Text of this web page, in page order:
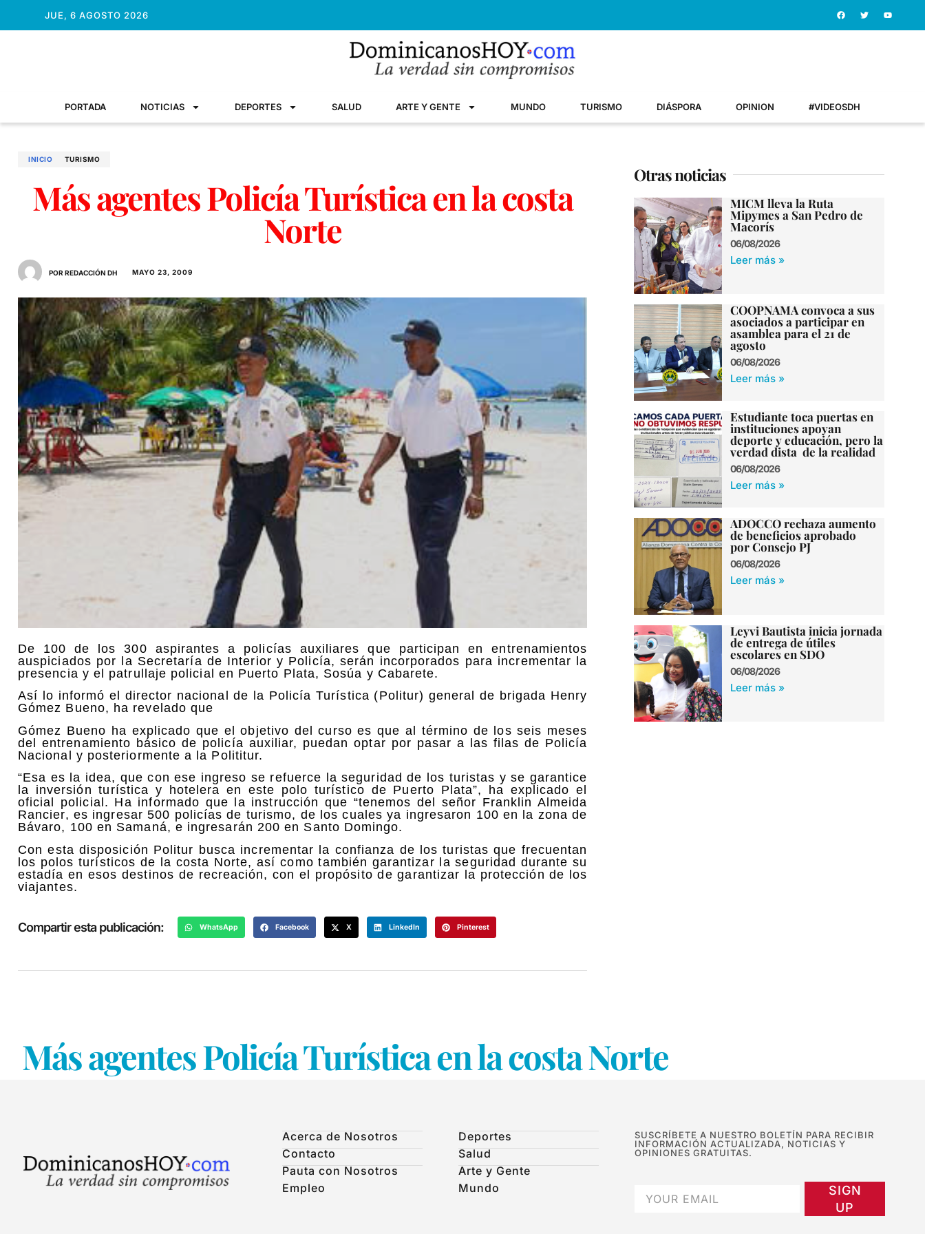
JUE, 6 AGOSTO 2026
PORTADA NOTICIAS DEPORTES SALUD ARTE Y GENTE MUNDO TURISMO DIÁSPORA OPINION #VIDEOSDH
INICIO TURISMO
Más agentes Policía Turística en la costa
Norte
POR REDACCIÓN DH MAYO 23, 2009
De 100 de los 300 aspirantes a policías auxiliares que participan en entrenamientos
auspiciados por la Secretaría de Interior y Policía, serán incorporados para incrementar la
presencia y el patrullaje policial en Puerto Plata, Sosúa y Cabarete.
Así lo informó el director nacional de la Policía Turística (Politur) general de brigada Henry
Gómez Bueno, ha revelado que
Gómez Bueno ha explicado que el objetivo del curso es que al término de los seis meses
del entrenamiento básico de policía auxiliar, puedan optar por pasar a las filas de Policía
Nacional y posteriormente a la Polititur.
“Esa es la idea, que con ese ingreso se refuerce la seguridad de los turistas y se garantice
la inversión turística y hotelera en este polo turístico de Puerto Plata”, ha explicado el
oficial policial. Ha informado que la instrucción que “tenemos del señor Franklin Almeida
Rancier, es ingresar 500 policías de turismo, de los cuales ya ingresaron 100 en la zona de
Bávaro, 100 en Samaná, e ingresarán 200 en Santo Domingo.
Con esta disposición Politur busca incrementar la confianza de los turistas que frecuentan
los polos turísticos de la costa Norte, así como también garantizar la seguridad durante su
estadía en esos destinos de recreación, con el propósito de garantizar la protección de los
viajantes.
Compartir esta publicación: WhatsApp Facebook X LinkedIn Pinterest
Otras noticias
MICM lleva la Ruta
Mipymes a San Pedro de
Macorís
06/08/2026
Leer más »
COOPNAMA convoca a sus
asociados a participar en
asamblea para el 21 de
agosto
06/08/2026
Leer más »
Estudiante toca puertas en
instituciones apoyan
deporte y educación, pero la
verdad dista de la realidad
06/08/2026
Leer más »
ADOCCO rechaza aumento
de beneficios aprobado
por Consejo PJ
06/08/2026
Leer más »
Leyvi Bautista inicia jornada
de entrega de útiles
escolares en SDO
06/08/2026
Leer más »
Más agentes Policía Turística en la costa Norte
Acerca de Nosotros
Contacto
Pauta con Nosotros
Empleo
Deportes
Salud
Arte y Gente
Mundo
SUSCRÍBETE A NUESTRO BOLETÍN PARA RECIBIR
INFORMACIÓN ACTUALIZADA, NOTICIAS Y
OPINIONES GRATUITAS.
SIGN
UP